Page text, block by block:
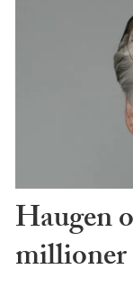
Haugen
millioner